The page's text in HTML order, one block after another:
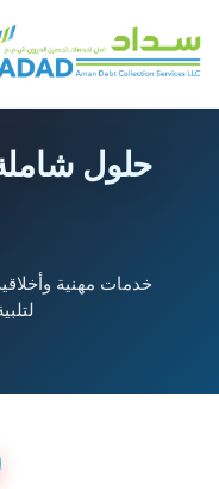
حلول
خدمات مهنية